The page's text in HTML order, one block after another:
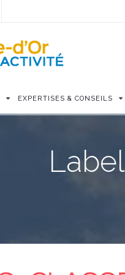
EXPERTISES & CONSEILS